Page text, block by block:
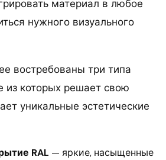
материал в любое
нужного визуального
востребованы три типа
из которых решает свою
уникальные эстетические
RAL — яркие, насыщенные